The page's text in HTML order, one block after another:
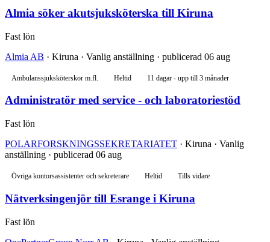
Almia söker akutsjuksköterska till Kiruna
Fast lön
Almia AB · Kiruna · Vanlig anställning · publicerad 06 aug
Ambulanssjuksköterskor m.fl. Heltid 11 dagar - upp till 3 månader
Administratör med service - och laboratoriestöd
Fast lön
POLARFORSKNINGSSEKRETARIATET · Kiruna · Vanlig
anställning · publicerad 06 aug
Övriga kontorsassistenter och sekreterare Heltid Tills vidare
Nätverksingenjör till Esrange i Kiruna
Fast lön